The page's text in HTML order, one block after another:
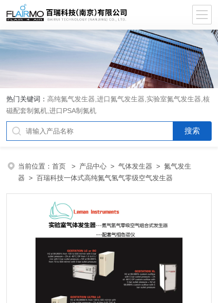
热门关键词： 高纯氮气发生器,进口氮气发生器,实验室氮气发生器,核
磁配套制氮机,进口PSA制氮机
当前位置：首页 > 产品中心 >气体发生器 >氮气发生
器 > 百瑞科技一体式高纯氮气氢气零级空气发生器